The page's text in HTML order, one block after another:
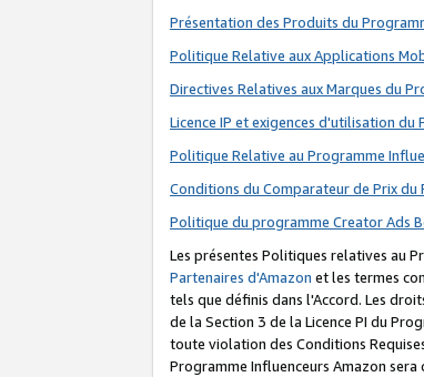
Présentation des Produits du
Politique Relative aux Applications
Directives Relatives aux Marques du
Licence IP et exigences d'utilisation du
Politique Relative au Programme
Conditions du Comparateur de Prix du
Politique du programme Creator Ads
Les présentes Politiques relatives au
Partenaires d'Amazon et les termes
tels que définis dans l'Accord. Les
de la Section 3 de la Licence PI du
toute violation des Conditions
Programme Influenceurs Amazon